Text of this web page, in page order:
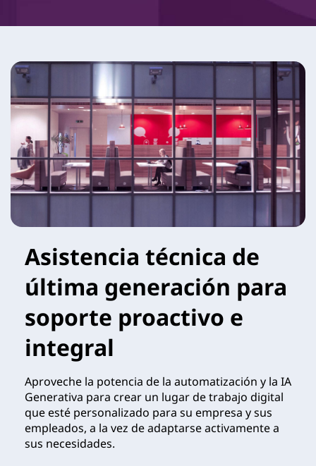
e
L
n
o
v
Asistencia técnica de
última generación para
soporte proactivo e
integral
Aproveche la potencia de la automatización y la IA
Generativa para crear un lugar de trabajo digital
que esté personalizado para su empresa y sus
empleados, a la vez de adaptarse activamente a
sus necesidades.